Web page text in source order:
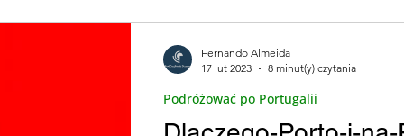
Podróżować po Portugalii
Fernando Almeida
17 lut 2023
8 minut(y) czytania